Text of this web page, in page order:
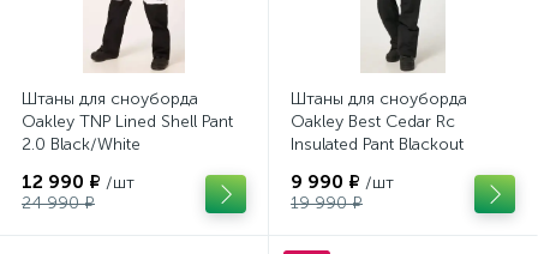
Штаны для сноуборда
Oakley TNP Lined Shell Pant
2.0 Black/White
12 990 ₽ /шт
24 990 ₽
Штаны для сноуборда
Oakley Best Cedar Rc
Insulated Pant Blackout
9 990 ₽ /шт
19 990 ₽